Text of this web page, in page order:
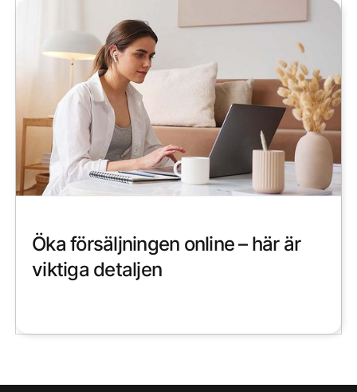
Öka försäljningen online – här är
viktiga detaljen